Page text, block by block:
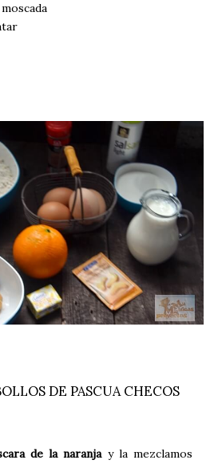
DE PASCUA CHECOS
de la naranjay la mezclamos